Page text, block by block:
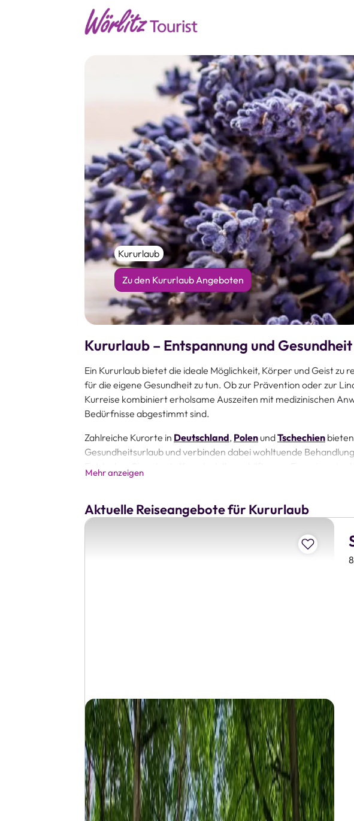
Kururlaub
Zu den Kururlaub Angeboten
Kururlaub – Entspannung und
Ein Kururlaub bietet die ideale Möglichkeit, Körper und Geist zu
für die eigene Gesundheit zu tun. Ob zur Prävention oder zur
Kurreise kombiniert erholsame Auszeiten mit medizinischen
Bedürfnisse abgestimmt sind.
Zahlreiche Kurorte in Deutschland, Polen undTschechien
Gesundheitsurlaub und verbinden dabei wohltuende
Entdecken Sie, wie ein Kururlaub Ihnen hilft, neue Energie zu
Wohlbefinden zu steigern.
Für alle, die lieber eine Wellness-Auszeit suchen, bieten unsere
Rückzugsorte. Mit weitläufigen Saunalandschaften, Beauty-
an Entspannungstherapien schaffen sie die idealen
Mehr anzeigen
Aktuelle Reiseangebote für Kururlaub
Zur